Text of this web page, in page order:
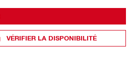
VÉRIFIER LA DISPONIBILITÉ